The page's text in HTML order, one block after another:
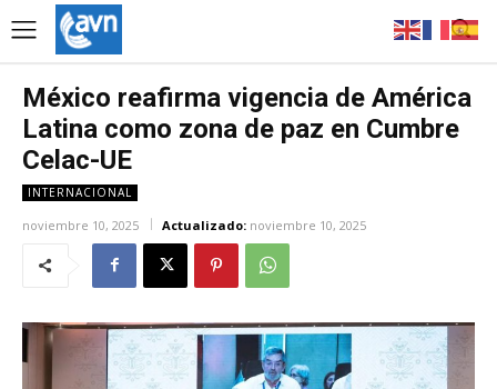
México reafirma vigencia de América
Latina como zona de paz en Cumbre
Celac-UE
INTERNACIONAL
noviembre 10, 2025 Actualizado: noviembre 10, 2025